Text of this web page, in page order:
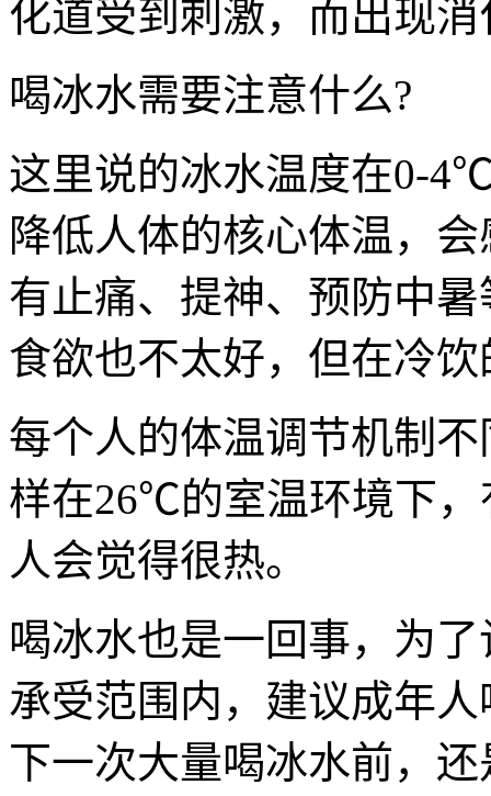
化道受到刺激，而出现
喝冰水需要注意什么?
这里说的冰水温度在0-
降低人体的核心体温，
有止痛、提神、预防中
食欲也不太好，但在冷
每个人的体温调节机制
样在26℃的室温环境下
人会觉得很热。
喝冰水也是一回事，为
承受范围内，建议成年
下一次大量喝冰水前，